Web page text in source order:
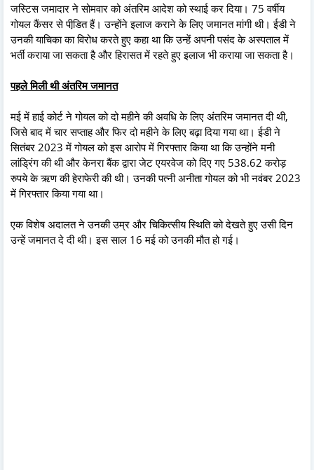
जस्टिस जमादार ने सोमवार को अंतरिम आदेश को स्थाई कर दिया। 75 वर्षीय
गोयल कैंसर से पीडि़त हैं। उन्होंने इलाज कराने के लिए जमानत मांगी थी। ईडी ने
उनकी याचिका का विरोध करते हुए कहा था कि उन्हें अपनी पसंद के अस्पताल में
भर्ती कराया जा सकता है और हिरासत में रहते हुए इलाज भी कराया जा सकता है।
पहले मिली थी अंतरिम जमानत
मई में हाई कोर्ट ने गोयल को दो महीने की अवधि के लिए अंतरिम जमानत दी थी,
जिसे बाद में चार सप्ताह और फिर दो महीने के लिए बढ़ा दिया गया था। ईडी ने
सितंबर 2023 में गोयल को इस आरोप में गिरफ्तार किया था कि उन्होंने मनी
लांड्रिंग की थी और केनरा बैंक द्वारा जेट एयरवेज को दिए गए 538.62 करोड़
रुपये के ऋण की हेराफेरी की थी। उनकी पत्नी अनीता गोयल को भी नवंबर 2023
में गिरफ्तार किया गया था।
एक विशेष अदालत ने उनकी उम्र और चिकित्सीय स्थिति को देखते हुए उसी दिन
उन्हें जमानत दे दी थी। इस साल 16 मई को उनकी मौत हो गई।